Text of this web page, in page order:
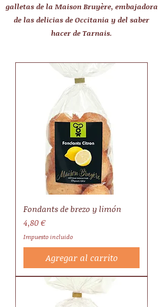
galletas de la Maison Bruyère, embajadora
de las delicias de Occitania y del saber
hacer de Tarnais.
Fondants de brezo y limón
Precio
4,80 €
Impuesto incluido
Agregar al carrito